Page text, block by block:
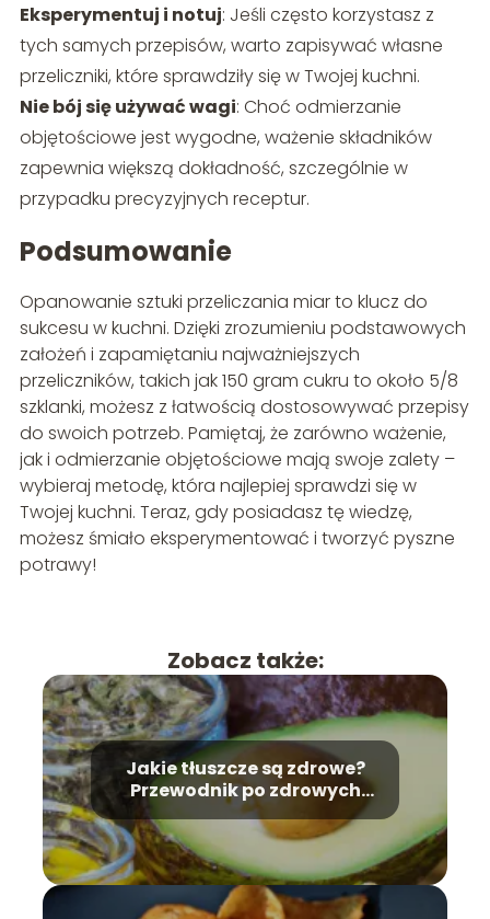
Eksperymentuj i notuj: Jeśli często korzystasz z
tych samych przepisów, warto zapisywać własne
przeliczniki, które sprawdziły się w Twojej kuchni.
Nie bój się używać wagi: Choć odmierzanie
objętościowe jest wygodne, ważenie składników
zapewnia większą dokładność, szczególnie w
przypadku precyzyjnych receptur.
Podsumowanie
Opanowanie sztuki przeliczania miar to klucz do
sukcesu w kuchni. Dzięki zrozumieniu podstawowych
założeń i zapamiętaniu najważniejszych
przeliczników, takich jak 150 gram cukru to około 5/8
szklanki, możesz z łatwością dostosowywać przepisy
do swoich potrzeb. Pamiętaj, że zarówno ważenie,
jak i odmierzanie objętościowe mają swoje zalety –
wybieraj metodę, która najlepiej sprawdzi się w
Twojej kuchni. Teraz, gdy posiadasz tę wiedzę,
możesz śmiało eksperymentować i tworzyć pyszne
potrawy!
Zobacz także:
Jakie tłuszcze są zdrowe?
Przewodnik po zdrowych
tłuszczach